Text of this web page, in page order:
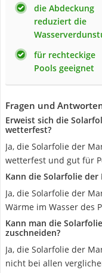
die Abdeckung
reduziert die
für rechteckige
Pools geeignet
Fragen und
Erweist sich die
wetterfest?
Ja, die Solarfolie der
wetterfest und gut für
Kann die Solarfolie der
Ja, die Solarfolie der
Wärme im Wasser des
Kann man die
zuschneiden?
Ja, die Solarfolie der
nicht bei allen